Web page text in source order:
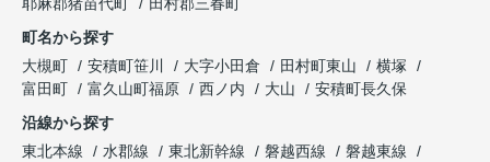
町名から探す
大槻町
安積町笹川 大字小田倉 田村町東山
横塚
富田町
富久山町福原 西ノ内 大山
安積町長久保
沿線から探す
東北本線
水郡線 東北新幹線 磐越西線
磐越東線